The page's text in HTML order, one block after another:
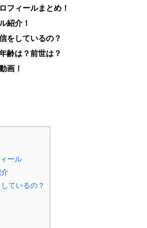
フィールまとめ！
紹介！
をしているの？
齢は？前世は？
画！
ール
ているの？